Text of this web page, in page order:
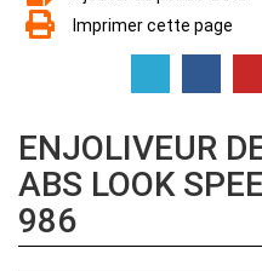
Imprimer cette page
ENJOLIVEUR
ABS LOOK
986